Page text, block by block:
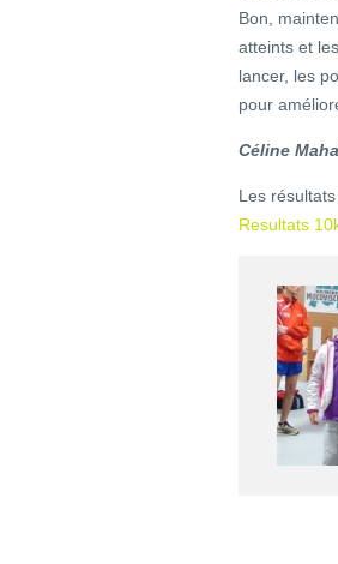
Bon,
atteints et
lancer, les
pour
Céline
Les
Resultats